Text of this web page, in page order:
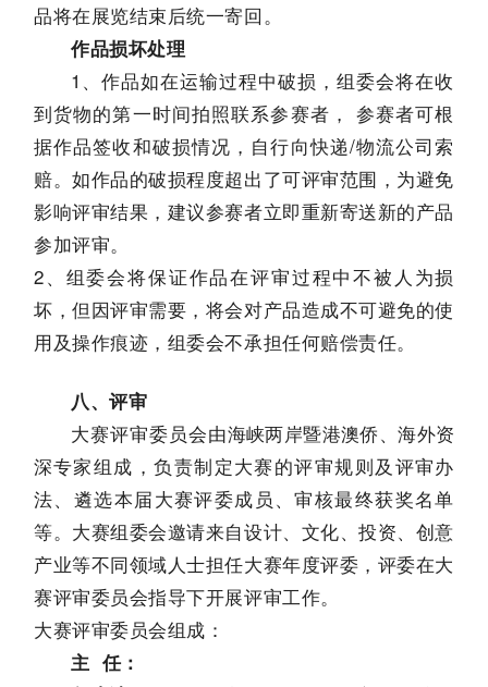
品将在展览结束后统一寄回。
作品损坏处理
1、作品如在运输过程中破损，组委会将在收
到货物的第一时间拍照联系参赛者， 参赛者可根
据作品签收和破损情况，自行向快递/物流公司索
赔。如作品的破损程度超出了可评审范围，为避免
影响评审结果，建议参赛者立即重新寄送新的产品
参加评审。
2、组委会将保证作品在评审过程中不被人为损
坏，但因评审需要，将会对产品造成不可避免的使
用及操作痕迹，组委会不承担任何赔偿责任。
八、评审
大赛评审委员会由海峡两岸暨港澳侨、海外资
深专家组成，负责制定大赛的评审规则及评审办
法、遴选本届大赛评委成员、审核最终获奖名单
等。大赛组委会邀请来自设计、文化、投资、创意
产业等不同领域人士担任大赛年度评委，评委在大
赛评审委员会指导下开展评审工作。
大赛评审委员会组成：
主 任：